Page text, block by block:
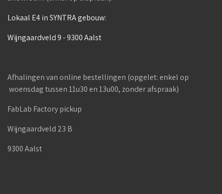
Lokaal E4 in SYNTRA gebouw:
Wijngaardveld 9 - 9300 Aalst
Afhalingen van online bestellingen (opgelet: enkel op
woensdag tussen 11u30 en 13u00, zonder afspraak)
FabLab Factory pickup
Wijngaardveld 23 B
9300 Aalst